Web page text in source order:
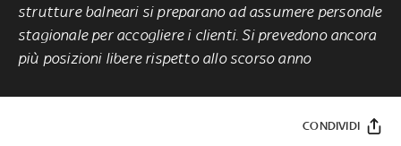
strutture balneari si preparano ad assumere personale
stagionale per accogliere i clienti. Si prevedono ancora
più posizioni libere rispetto allo scorso anno
CONDIVIDI